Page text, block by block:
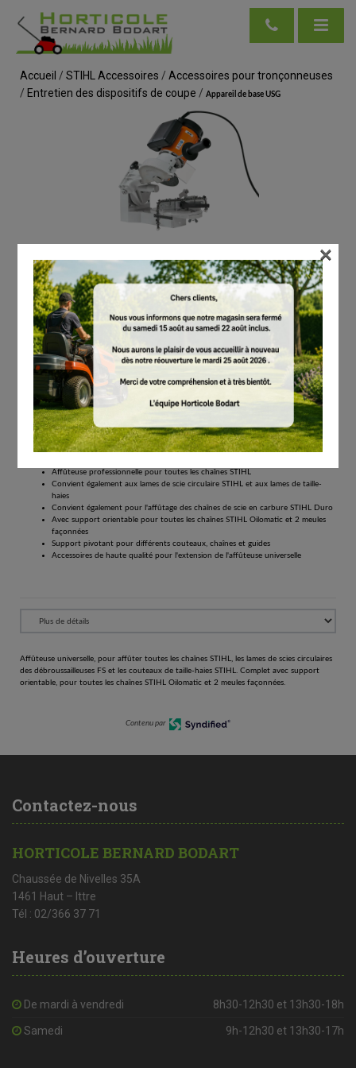
Accueil / STIHL Accessoires / Accessoires pour tronçonneuses
/ Entretien des dispositifs de coupe / Appareil de base USG
STIHL
Appareil de base USG
# 52032000008
Entretien des dispositifs de coupe
658.00
Éco-participation incluse.
Tous les prix comprennent la TVA de 21%.
Réserver
Affûteuse universelle pour affûter les chaînes
Affûteuse professionnelle pour toutes les chaînes STIHL
Convient également aux lames de scie circulaire STIHL et aux lames de taille-
haies
Convient également pour l'affûtage des chaînes de scie en carbure STIHL Duro
Avec support orientable pour toutes les chaînes STIHL Oilomatic et 2 meules
façonnées
Support pivotant pour différents couteaux, chaînes et guides
Accessoires de haute qualité pour l'extension de l'affûteuse universelle
Affûteuse universelle, pour affûter toutes les chaînes STIHL, les lames de scies circulaires
des débroussailleuses FS et les couteaux de taille-haies STIHL. Complet avec support
orientable, pour toutes les chaînes STIHL Oilomatic et 2 meules façonnées.
Contenu par
Contactez-nous
HORTICOLE BERNARD BODART
Chaussée de Nivelles 35A
1461 Haut – Ittre
Tél : 02/366 37 71
Heures d’ouverture
De mardi à vendredi 8h30-12h30 et 13h30-18h
Samedi 9h-12h30 et 13h30-17h
×